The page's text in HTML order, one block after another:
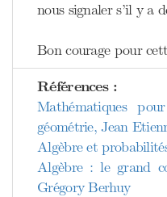
nous signaler s’il y a
Bon courage pour
Références :
Mathématiques
géométrie, Jean
Algèbre et
Algèbre : le grand
Grégory Berhuy